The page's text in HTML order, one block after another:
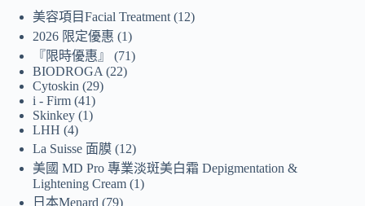
美容項目Facial Treatment 12
2026 限定優惠
1
『限時優惠』
71
BIODROGA
22
Cytoskin
29
i - Firm 41
Skinkey 1
LHH 4
La Suisse 面膜 12
美國 MD Pro 專業淡斑美白霜 Depigmentation &
Lightening Cream 1
日本Menard
79